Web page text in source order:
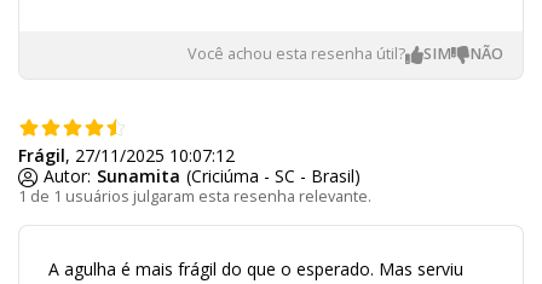
Você achou esta resenha útil?
1 de 1 usuários julgaram esta resenha relevante.
Frágil, 27/11/2025 10:07:12
Autor: Sunamita (Criciúma - SC - Brasil)
A agulha é mais frágil do que o esperado. Mas serviu